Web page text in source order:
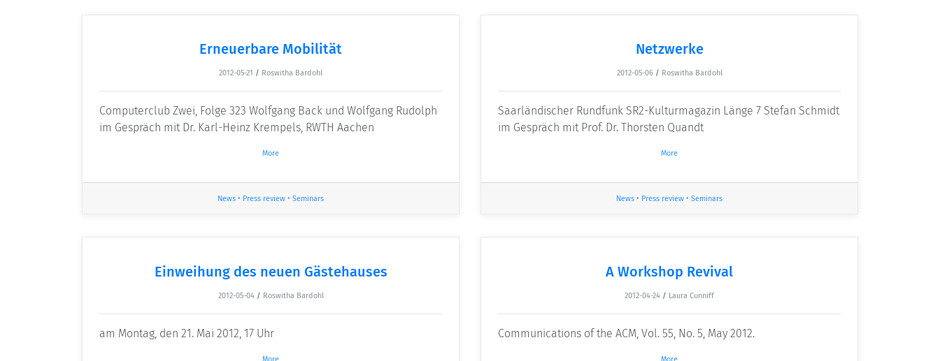
Erneuerbare Mobilität
2012-05-21 / Roswitha Bardohl
Computerclub Zwei, Folge 323 Wolfgang Back und Wolfgang Rudolph
im Gespräch mit Dr. Karl-Heinz Krempels, RWTH Aachen
More
News • Press review • Seminars
Netzwerke
2012-05-06 / Roswitha Bardohl
Saarländischer Rundfunk SR2-Kulturmagazin Länge 7 Stefan Schmidt
im Gespräch mit Prof. Dr. Thorsten Quandt
More
News • Press review • Seminars
Einweihung des neuen Gästehauses
2012-05-04 / Roswitha Bardohl
am Montag, den 21. Mai 2012, 17 Uhr
A Workshop Revival
2012-04-24 / Laura Cunniff
Communications of the ACM, Vol. 55, No. 5, May 2012.